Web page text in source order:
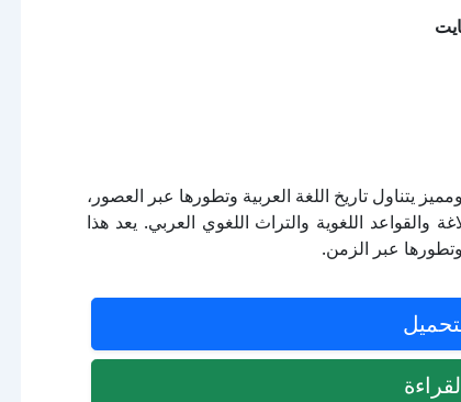
يتناول تاريخ اللغة العربية وتطورها عبر العصور،
اللغوية والتراث اللغوي العربي. يعد هذا
عبر الزمن.